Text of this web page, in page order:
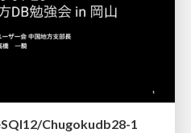
Chugokudb28-1